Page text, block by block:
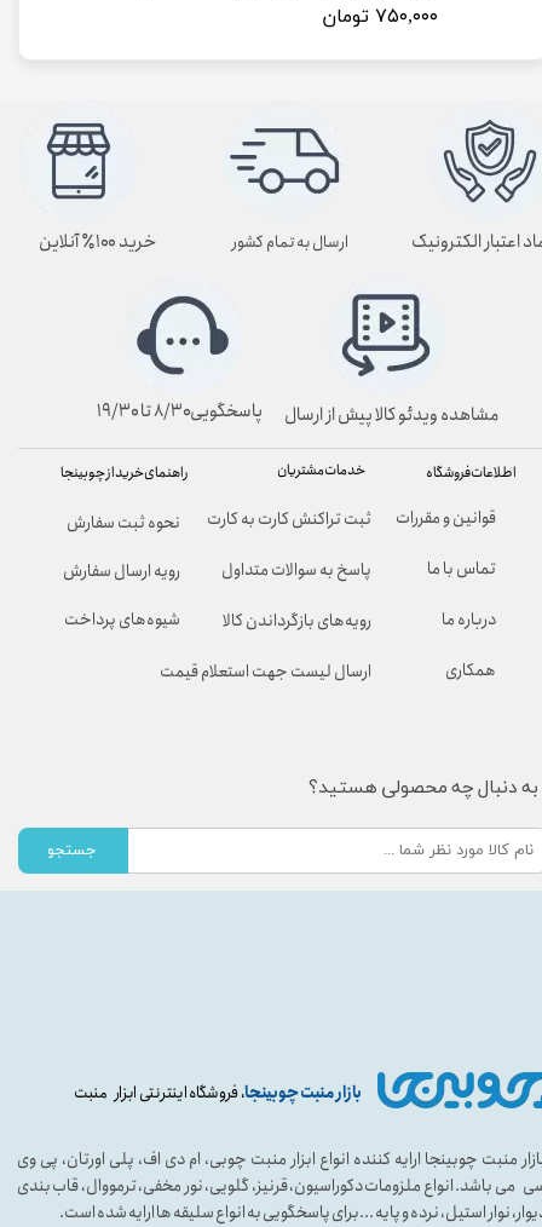
۷۵۰,۰۰۰ تومان
بازار منبت چوبینجا، فروشگاه اینترنتی ابزار منبت
منبت چوبینجا ارایه کننده انواع ابزار منبت چوبی، ام دی اف، پلی اورتان، پی وی
می باشد. انواع ملزومات دکوراسیون، قرنیز، گلویی، نور مخفی، ترمووال، قاب بندی
نوار استیل، نرده و پایه ...برای پاسخگویی به انواع سلیقه ها ارایه شده است.
راهنمای خرید از چوبینجا
نحوه ثبت سفارش
رویه ارسال سفارش
شیوه‌های پرداخت
خدمات مشتریان
ثبت تراکنش کارت به کارت
پاسخ به سوالات متداول
رویه‌های بازگرداندن کالا
ارسال لیست جهت استعلام قیمت
اطلاعات فروشگاه
قوانین و مقررات
تماس با ما
درباره ما
همکاری
به دنبال چه محصولی هستید؟
جستجو
ارسال به تمام کشور
پاسخگویی۸/۳۰ تا ۱۹/۳۰
اعتبار الکترونیک خرید ۱۰۰٪ آنلاین
مشاهده ویدئو کالا پیش از ارسال